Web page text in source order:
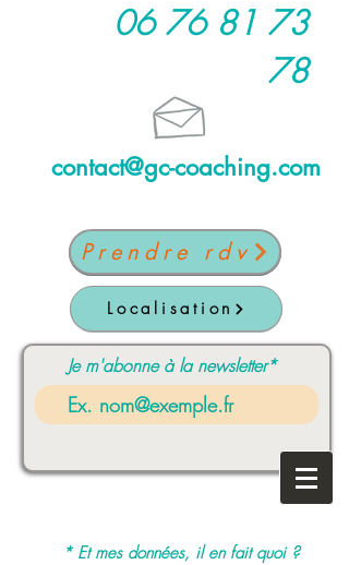
06 76 81 73
78
contact@gc-coaching.com
Prendre rdv
Localisation
Je m'abonne à la newsletter*
* Et mes données, il en fait quoi ?